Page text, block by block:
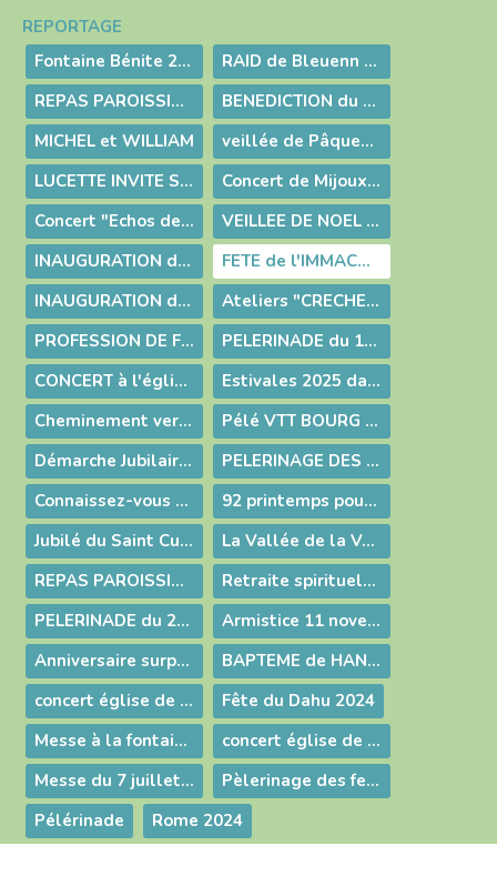
Navigation
REPORTAGE
Fontaine Bénite 2026 Grand reportage photo
RAID de Bleuenn et son amie
REPAS PAROISSIAL : 28 JUIN 2026
BENEDICTION du LOGIS de Borislava
MICHEL et WILLIAM
veillée de Pâques - Baptême de Zélie
LUCETTE INVITE SES AMIS
Concert de Mijoux février 2026
Concert "Echos de la Valserine"
VEILLEE DE NOEL 2025
INAUGURATION de la CRECHE à LELEX
FETE de l'IMMACUEE CONCEPTION
INAUGURATION de la CRECHE à MIJOUX
Ateliers "CRECHE de NOEL"
PROFESSION DE FOI de Bleuenn
PELERINADE du 19 octobre 2025
CONCERT à l'église de CHEZERY le 6 juillet 2025
Estivales 2025 dans la vallée de la Valserine
Cheminement vers Rome avec la Famille Parmentier
Pélé VTT BOURG - ARS
Démarche Jubilaire à Ars
PELERINAGE DES FEMMES 2025
Connaissez-vous Medjugorje ?
92 printemps pour Simone !
Jubilé du Saint Curé d'Ars dans ma Paroisse
La Vallée de la Valserine fête Noël
REPAS PAROISSIAL 2024
Retraite spirituelle en silence au foyer de Charité de la Flatière
PELERINADE du 27 octobre 2024
Armistice 11 novembre 1918
Anniversaire surprise de Jean Louis
BAPTEME de HANNA
concert église de Mijoux Lajoux
Fête du Dahu 2024
Messe à la fontaine bénite de Chezery
concert église de Chezery
Messe du 7 juillet 2024 animée par l'Aumônerie d'Aix les Bains
Pèlerinage des femmes 2024
Pélérinade
Rome 2024